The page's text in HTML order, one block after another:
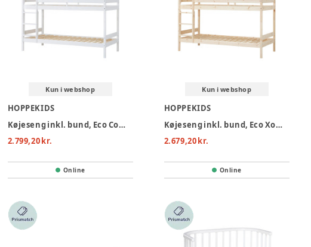
Kun i webshop
HOPPEKIDS
Køjeseng inkl. bund, Eco Comfort 90x200 cm - Hvid
2.799,20 kr.
Online
Kun i webshop
HOPPEKIDS
Køjeseng inkl. bund, Eco Xomfort 90x200 cm - Natur
2.679,20 kr.
Online